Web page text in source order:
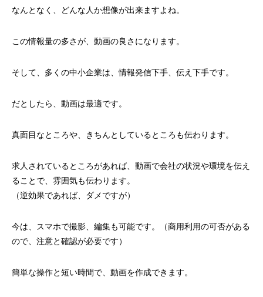
なんとなく、どんな人か想像が出来ますよね。
この情報量の多さが、動画の良さになります。
そして、多くの中小企業は、情報発信下手、伝え下手です。
だとしたら、動画は最適です。
真面目なところや、きちんとしているところも伝わります。
求人されているところがあれば、動画で会社の状況や環境を伝え
ることで、雰囲気も伝わります。
（逆効果であれば、ダメですが）
今は、スマホで撮影、編集も可能です。（商用利用の可否がある
ので、注意と確認が必要です）
簡単な操作と短い時間で、動画を作成できます。